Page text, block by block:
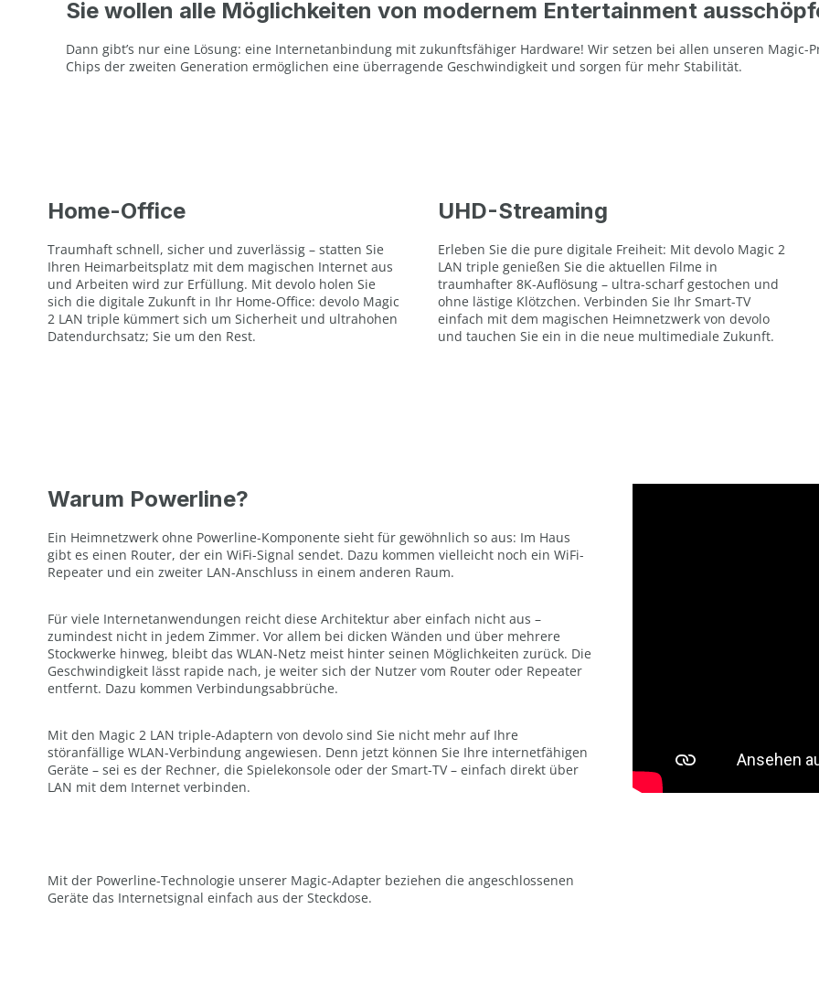
Sie wollen alle Möglichkeiten von modernem Entertainment
Dann gibt’s nur eine Lösung: eine Internetanbindung mit zukunftsfähiger Hardware! Wir setzen bei allen unseren Magic-
Chips der zweiten Generation ermöglichen eine überragende Geschwindigkeit und sorgen für mehr Stabilität.
Home-Office
Traumhaft schnell, sicher und zuverlässig – statten Sie
Ihren Heimarbeitsplatz mit dem magischen Internet aus
und Arbeiten wird zur Erfüllung. Mit devolo holen Sie
sich die digitale Zukunft in Ihr Home-Office: devolo Magic
2 LAN triple kümmert sich um Sicherheit und ultrahohen
Datendurchsatz; Sie um den Rest.
UHD-Streaming
Erleben Sie die pure digitale Freiheit: Mit devolo Magic 2
LAN triple genießen Sie die aktuellen Filme in
traumhafter 8K-Auflösung – ultra-scharf gestochen und
ohne lästige Klötzchen. Verbinden Sie Ihr Smart-TV
einfach mit dem magischen Heimnetzwerk von devolo
und tauchen Sie ein in die neue multimediale Zukunft.
Warum Powerline?
Ein Heimnetzwerk ohne Powerline-Komponente sieht für gewöhnlich so aus: Im Haus
gibt es einen Router, der ein WiFi-Signal sendet. Dazu kommen vielleicht noch ein WiFi-
Repeater und ein zweiter LAN-Anschluss in einem anderen Raum.
Für viele Internetanwendungen reicht diese Architektur aber einfach nicht aus –
zumindest nicht in jedem Zimmer. Vor allem bei dicken Wänden und über mehrere
Stockwerke hinweg, bleibt das WLAN-Netz meist hinter seinen Möglichkeiten zurück. Die
Geschwindigkeit lässt rapide nach, je weiter sich der Nutzer vom Router oder Repeater
entfernt. Dazu kommen Verbindungsabbrüche.
Mit den Magic 2 LAN triple-Adaptern von devolo sind Sie nicht mehr auf Ihre
störanfällige WLAN-Verbindung angewiesen. Denn jetzt können Sie Ihre internetfähigen
Geräte – sei es der Rechner, die Spielekonsole oder der Smart-TV – einfach direkt über
LAN mit dem Internet verbinden.
Mit der Powerline-Technologie unserer Magic-Adapter beziehen die angeschlossenen
Geräte das Internetsignal einfach aus der Steckdose.